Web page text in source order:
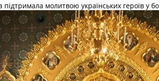
молитвою українських героїв у